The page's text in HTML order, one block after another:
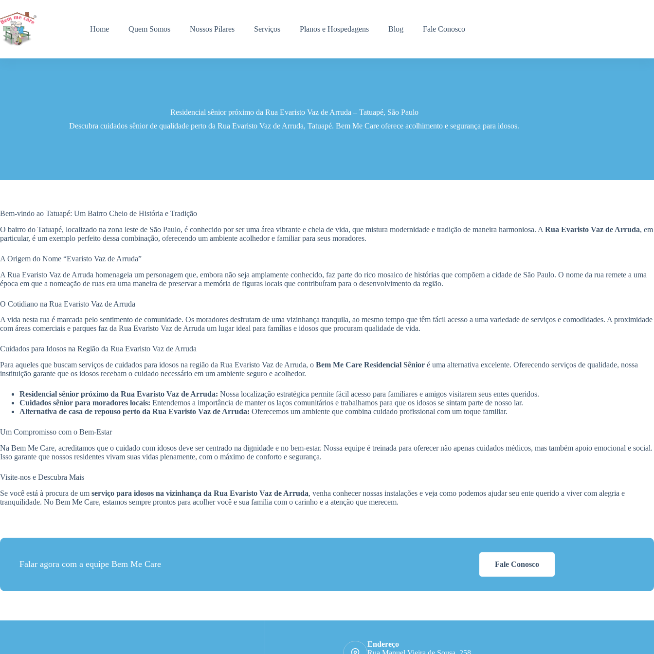
para
o
conteúdo
Home Quem Somos Nossos Pilares Serviços Planos e Hospedagens Blog Fale Conosco
Residencial sênior próximo da Rua Evaristo Vaz de Arruda – Tatuapé, São Paulo
Descubra cuidados sênior de qualidade perto da Rua Evaristo Vaz de Arruda, Tatuapé. Bem Me Care oferece acolhimento e segurança para idosos.
Bem-vindo ao Tatuapé: Um Bairro Cheio de História e Tradição
O bairro do Tatuapé, localizado na zona leste de São Paulo, é conhecido por ser uma área vibrante e cheia de vida, que mistura modernidade e tradição de maneira harmoniosa. A Rua Evaristo Vaz de Arruda, em
particular, é um exemplo perfeito dessa combinação, oferecendo um ambiente acolhedor e familiar para seus moradores.
A Origem do Nome “Evaristo Vaz de Arruda”
A Rua Evaristo Vaz de Arruda homenageia um personagem que, embora não seja amplamente conhecido, faz parte do rico mosaico de histórias que compõem a cidade de São Paulo. O nome da rua remete a uma
época em que a nomeação de ruas era uma maneira de preservar a memória de figuras locais que contribuíram para o desenvolvimento da região.
O Cotidiano na Rua Evaristo Vaz de Arruda
A vida nesta rua é marcada pelo sentimento de comunidade. Os moradores desfrutam de uma vizinhança tranquila, ao mesmo tempo que têm fácil acesso a uma variedade de serviços e comodidades. A proximidade
com áreas comerciais e parques faz da Rua Evaristo Vaz de Arruda um lugar ideal para famílias e idosos que procuram qualidade de vida.
Cuidados para Idosos na Região da Rua Evaristo Vaz de Arruda
Para aqueles que buscam serviços de cuidados para idosos na região da Rua Evaristo Vaz de Arruda, o Bem Me Care Residencial Sênior é uma alternativa excelente. Oferecendo serviços de qualidade, nossa
instituição garante que os idosos recebam o cuidado necessário em um ambiente seguro e acolhedor.
Residencial sênior próximo da Rua Evaristo Vaz de Arruda: Nossa localização estratégica permite fácil acesso para familiares e amigos visitarem seus entes queridos.
Cuidados sênior para moradores locais: Entendemos a importância de manter os laços comunitários e trabalhamos para que os idosos se sintam parte de nosso lar.
Alternativa de casa de repouso perto da Rua Evaristo Vaz de Arruda: Oferecemos um ambiente que combina cuidado profissional com um toque familiar.
Um Compromisso com o Bem-Estar
Na Bem Me Care, acreditamos que o cuidado com idosos deve ser centrado na dignidade e no bem-estar. Nossa equipe é treinada para oferecer não apenas cuidados médicos, mas também apoio emocional e social.
Isso garante que nossos residentes vivam suas vidas plenamente, com o máximo de conforto e segurança.
Visite-nos e Descubra Mais
Se você está à procura de um serviço para idosos na vizinhança da Rua Evaristo Vaz de Arruda, venha conhecer nossas instalações e veja como podemos ajudar seu ente querido a viver com alegria e
tranquilidade. No Bem Me Care, estamos sempre prontos para acolher você e sua família com o carinho e a atenção que merecem.
Falar agora com a equipe Bem Me Care Fale Conosco
Endereço